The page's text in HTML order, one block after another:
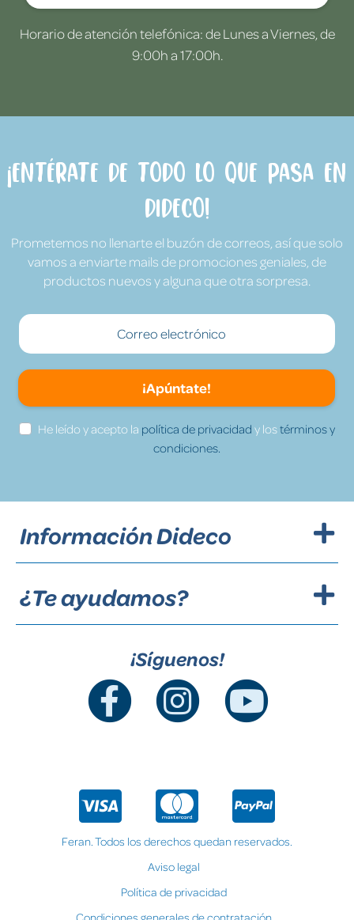
Horario de atención telefónica: de Lunes a Viernes, de
9:00h a 17:00h.
¡Entérate de todo lo que pasa en
Dideco!
Prometemos no llenarte el buzón de correos, así que solo
vamos a enviarte mails de promociones geniales, de
productos nuevos y alguna que otra sorpresa.
¡Apúntate!
He leído y acepto la política de privacidad y lostérminos y
condiciones.
Información Dideco
¿Te ayudamos?
¡Síguenos!
Feran. Todos los derechos quedan reservados.
Aviso legal
Política de privacidad
Condiciones generales de contratación